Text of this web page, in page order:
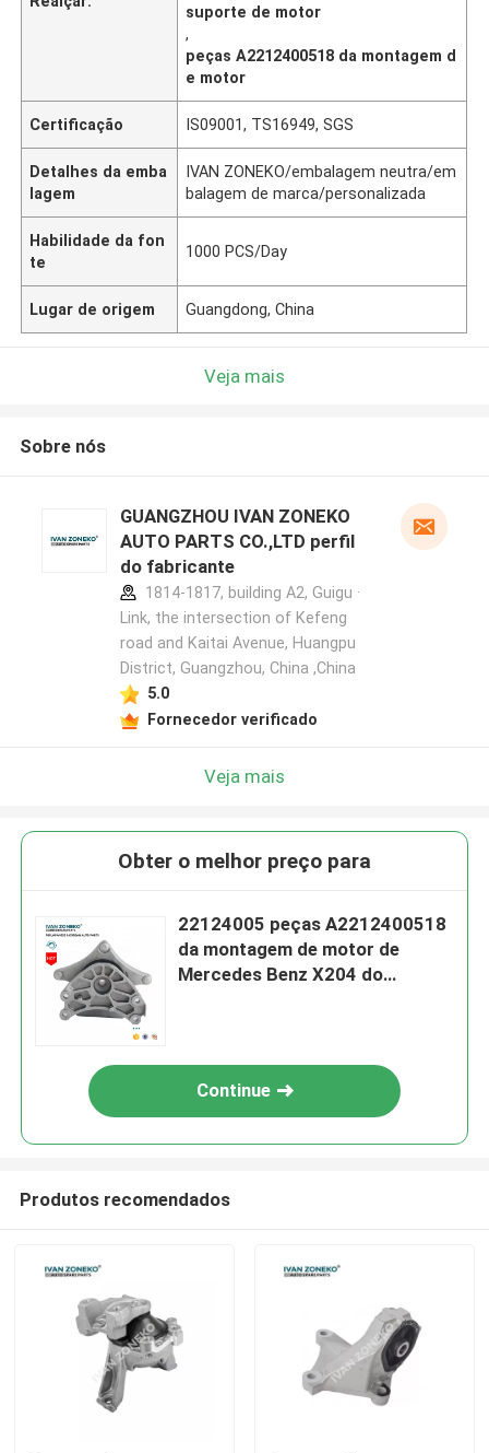
suporte de motor
,
peças A2212400518 da montagem d
e motor
Certificação IS09001, TS16949, SGS
Detalhes da emba
lagem
IVAN ZONEKO/embalagem neutra/em
balagem de marca/personalizada
Habilidade da fon
te
1000 PCS/Day
Lugar de origem Guangdong, China
Veja mais
Sobre nós
GUANGZHOU IVAN ZONEKO
AUTO PARTS CO.,LTD perfil
do fabricante
1814-1817, building A2, Guigu ·
Link, the intersection of Kefeng
road and Kaitai Avenue, Huangpu
District, Guangzhou, China ,China
5.0
Fornecedor verificado
Veja mais
Obter o melhor preço para
22124005 peças A2212400518
da montagem de motor de
Mercedes Benz X204 do
Continue
Produtos recomendados